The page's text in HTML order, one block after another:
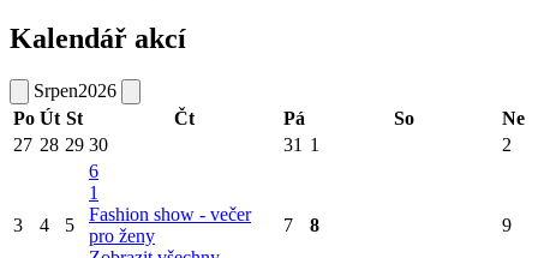
Kalendář akcí
Srpen2026
Po Út St Čt Pá So
Ne
27 28 29 30 31 1 2
3 4 5
6
1
Fashion show - večer
pro ženy
7 8 9